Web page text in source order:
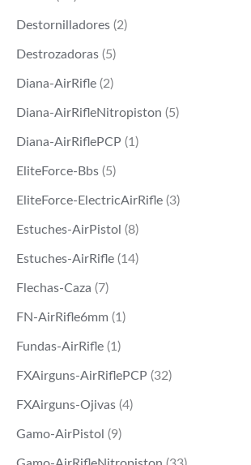
Destornilladores (2)
Destrozadoras (5)
Diana-AirRifle (2)
Diana-AirRifleNitropiston (5)
Diana-AirRiflePCP (1)
EliteForce-Bbs (5)
EliteForce-ElectricAirRifle (3)
Estuches-AirPistol (8)
Estuches-AirRifle (14)
Flechas-Caza (7)
FN-AirRifle6mm (1)
Fundas-AirRifle (1)
FXAirguns-AirRiflePCP (32)
FXAirguns-Ojivas (4)
Gamo-AirPistol (9)